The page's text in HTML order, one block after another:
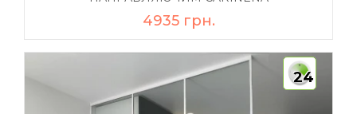
4935 грн.
24